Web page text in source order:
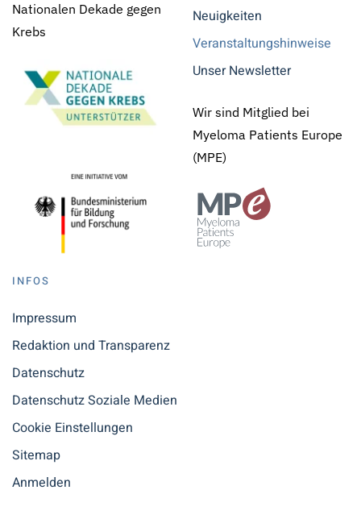
Nationalen Dekade gegen
Krebs
Neuigkeiten
Veranstaltungshinweise
Unser Newsletter
Wir sind Mitglied bei
Myeloma Patients Europe
(MPE)
INFOS
Impressum
Redaktion und Transparenz
Datenschutz
Datenschutz Soziale Medien
Cookie Einstellungen
Sitemap
Anmelden